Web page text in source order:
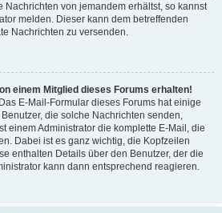
Nachrichten von jemandem erhältst, so kannst
melden. Dieser kann dem betreffenden
Nachrichten zu versenden.
einem Mitglied dieses Forums erhalten!
E-Mail-Formular dieses Forums hat einige
die solche Nachrichten senden,
einem Administrator die komplette E-Mail, die
Dabei ist es ganz wichtig, die Kopfzeilen
enthalten Details über den Benutzer, der die
kann dann entsprechend reagieren.